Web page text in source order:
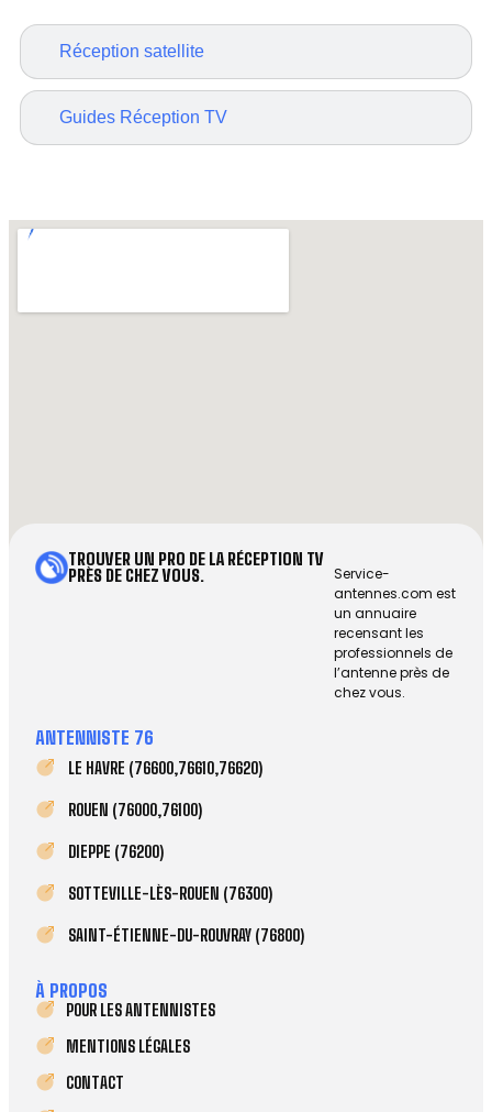
Réception satellite
Guides Réception TV
TROUVER UN PRO DE LA RÉCEPTION TV
PRÈS DE CHEZ VOUS.
Service-
antennes.com est
un annuaire
recensant les
professionnels de
l’antenne près de
chez vous.
ANTENNISTE 76
LE HAVRE (76600,76610,76620)
ROUEN (76000,76100)
DIEPPE (76200)
SOTTEVILLE-LÈS-ROUEN (76300)
SAINT-ÉTIENNE-DU-ROUVRAY (76800)
À PROPOS
POUR LES ANTENNISTES
MENTIONS LÉGALES
CONTACT